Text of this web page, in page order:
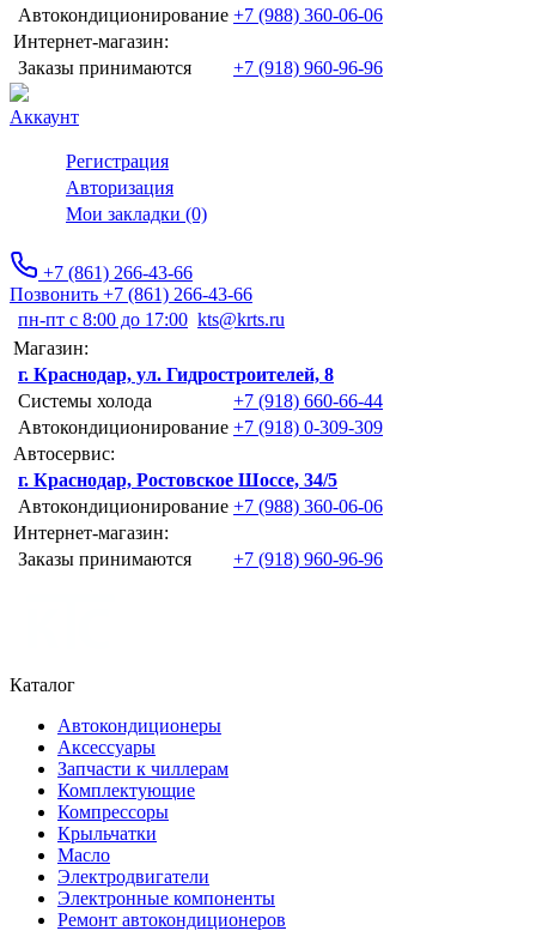
Автокондиционирование +7 (988) 360-06-06
Интернет-магазин:
Заказы принимаются
+7 (918) 960-96-96
Аккаунт
Регистрация
Авторизация
Мои закладки (0)
+7 (861) 266-43-66
Позвонить +7 (861) 266-43-66
пн-пт с 8:00 до 17:00 kts@krts.ru
Магазин:
г. Краснодар, ул. Гидростроителей, 8
Системы холода
+7 (918) 660-66-44
Автокондиционирование +7 (918) 0-309-309
Автосервис:
г. Краснодар, Ростовское Шоссе, 34/5
Автокондиционирование +7 (988) 360-06-06
Интернет-магазин:
Заказы принимаются
+7 (918) 960-96-96
Каталог
Автокондиционеры
Аксессуары
Запчасти к чиллерам
Комплектующие
Компрессоры
Крыльчатки
Масло
Электродвигатели
Электронные компоненты
Ремонт автокондиционеров